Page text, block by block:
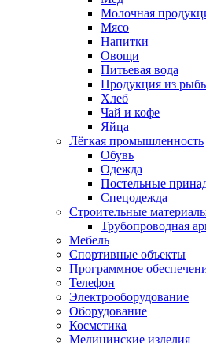
Молочная
Мясо
Напитки
Овощи
Питьевая вода
Продукция из
Хлеб
Чай и кофе
Яйца
Лёгкая промышленность
Обувь
Одежда
Постельные
Спецодежда
Строительные
Трубопроводная
Мебель
Спортивные объекты
Программное
Телефон
Электрооборудование
Оборудование
Косметика
Медицинские изделия